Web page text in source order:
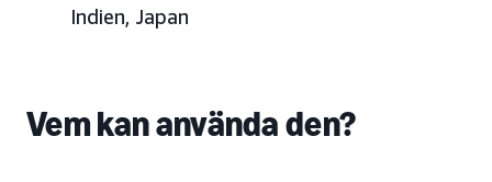
Indien, Japan
Vem kan använda den?